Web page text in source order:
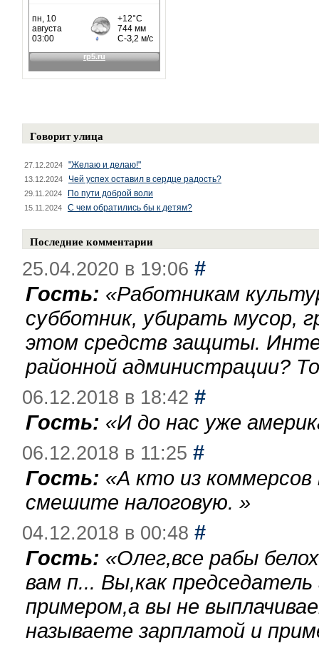
Говорит улица
27.12.2024 "Желаю и делаю!"
13.12.2024 Чей успех оставил в сердце радость?
29.11.2024 По пути доброй воли
15.11.2024 С чем обратились бы к детям?
Последние комментарии
25.04.2020 в 19:06 #
Гость: «Работникам
субботник, убирать мусор,
этом средств защиты.
районной администрации?
06.12.2018 в 18:42 #
Гость: «И до нас уже
06.12.2018 в 11:25 #
Гость: «А кто из
смешите налоговую. »
04.12.2018 в 00:48 #
Гость: «Олег,все рабы
вам п... Вы,как
примером,а вы не
называете зарплатой и